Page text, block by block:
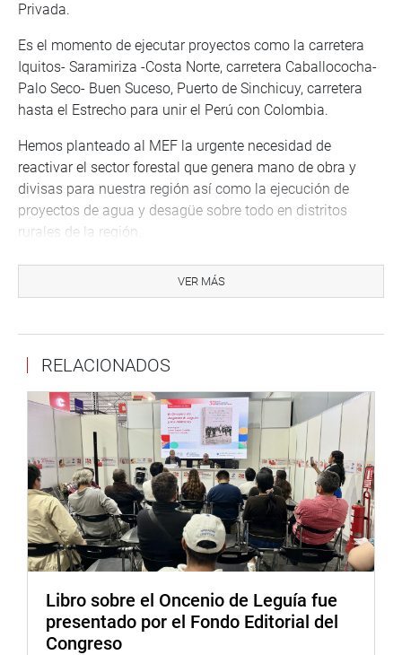
Privada.
Es el momento de ejecutar proyectos como la carretera
Iquitos- Saramiriza -Costa Norte, carretera Caballococha-
Palo Seco- Buen Suceso, Puerto de Sinchicuy, carretera
hasta el Estrecho para unir el Perú con Colombia.
Hemos planteado al MEF la urgente necesidad de
reactivar el sector forestal que genera mano de obra y
divisas para nuestra región así como la ejecución de
proyectos de agua y desagüe sobre todo en distritos
rurales de la región.
Invoco a las autoridades, colegios profesionales y
sociedad civil en general a participar activamente en este
Olmex Escalante quien planteó al titular del MEF, las
prioridades que existen actualmente en su distrito.
Bankada Fuerza Popular
Congreso de la República del Perú
VER MÁS
RELACIONADOS
Libro sobre el Oncenio de Leguía fue
presentado por el Fondo Editorial del
Congreso